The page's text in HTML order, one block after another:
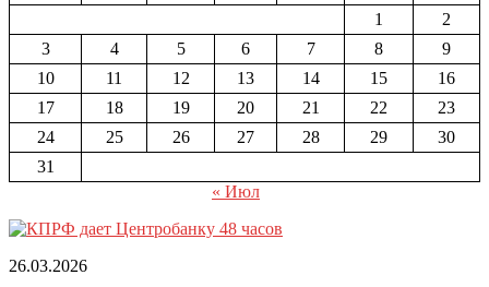
1
2
3
4 5 6 7 8
9
10
11 12 13 14 15
16
17
18 19 20 21 22
23
24
25 26 27 28 29
30
31
« Июл
26.03.2026